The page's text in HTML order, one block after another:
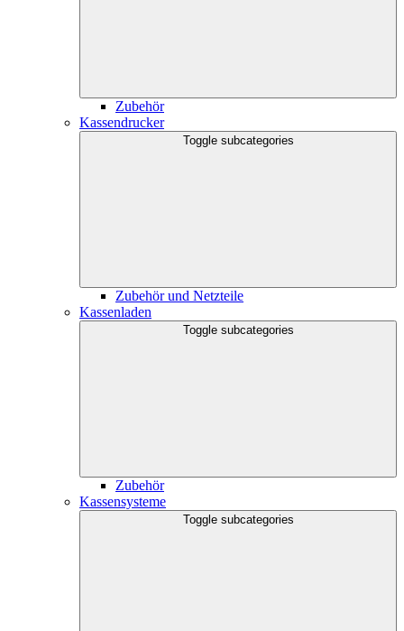
Zubehör
Kassendrucker
Toggle subcategories
Zubehör und Netzteile
Kassenladen
Toggle subcategories
Zubehör
Kassensysteme
Toggle subcategories